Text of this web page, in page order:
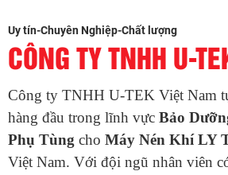
Uy tín-Chuyên Nghiệp-Chất lượng
CÔNG TY TNHH U-
Công ty TNHH U-TEK Việt Nam
hàng đầu trong lĩnh vực Bảo
Phụ Tùng cho Máy Nén Khí LY
Việt Nam. Với đội ngũ nhân viên